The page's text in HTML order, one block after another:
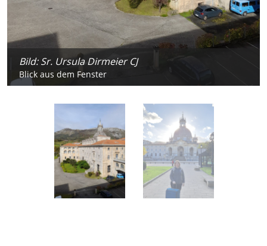
Bild: Sr. Ursula Dirmeier CJ
Blick aus dem Fenster
Bild: Sr. Nathalie Korf CJ
Ankunft in Loyola